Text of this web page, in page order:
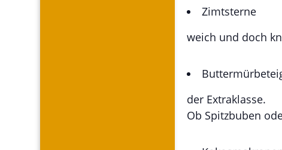
Zimtsterne
weich und doch
der Extraklasse.
Ob Spitzbuben